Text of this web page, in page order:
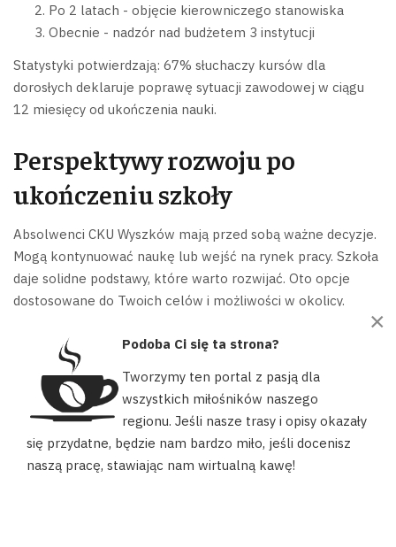
Po 2 latach - objęcie kierowniczego stanowiska
Obecnie - nadzór nad budżetem 3 instytucji
Statystyki potwierdzają: 67% słuchaczy kursów dla
dorosłych deklaruje poprawę sytuacji zawodowej w ciągu
12 miesięcy od ukończenia nauki.
Perspektywy rozwoju po
ukończeniu szkoły
Absolwenci CKU Wyszków mają przed sobą ważne decyzje.
Mogą kontynuować naukę lub wejść na rynek pracy. Szkoła
daje solidne podstawy, które warto rozwijać. Oto opcje
dostosowane do Twoich celów i możliwości w okolicy.
Możliwości kontynuacji nauki
W CKU Wyszków przygotowaliśmymapę edukacyjnych
ścieżek. Ułatwia ona przejście na studia. Dzięki współpracy
z uczelniami, nasi absolwenci mają do wyboru:
Kierunki inżynierskie na Politechnice Warszawskiej
Nasz portal używa plików cookies, aby ułatwić Ci korzystanie z
naszych zasobów, dopasować treści do Twoich potrzeb oraz w
celach statystycznych. Możesz określić warunki przechowywania
×
Podoba Ci się ta strona?
Tworzymy ten portal z pasją dla
wszystkich miłośników naszego
regionu. Jeśli nasze trasy i opisy okazały
się przydatne, będzie nam bardzo miło, jeśli docenisz
naszą pracę, stawiając nam wirtualną kawę!